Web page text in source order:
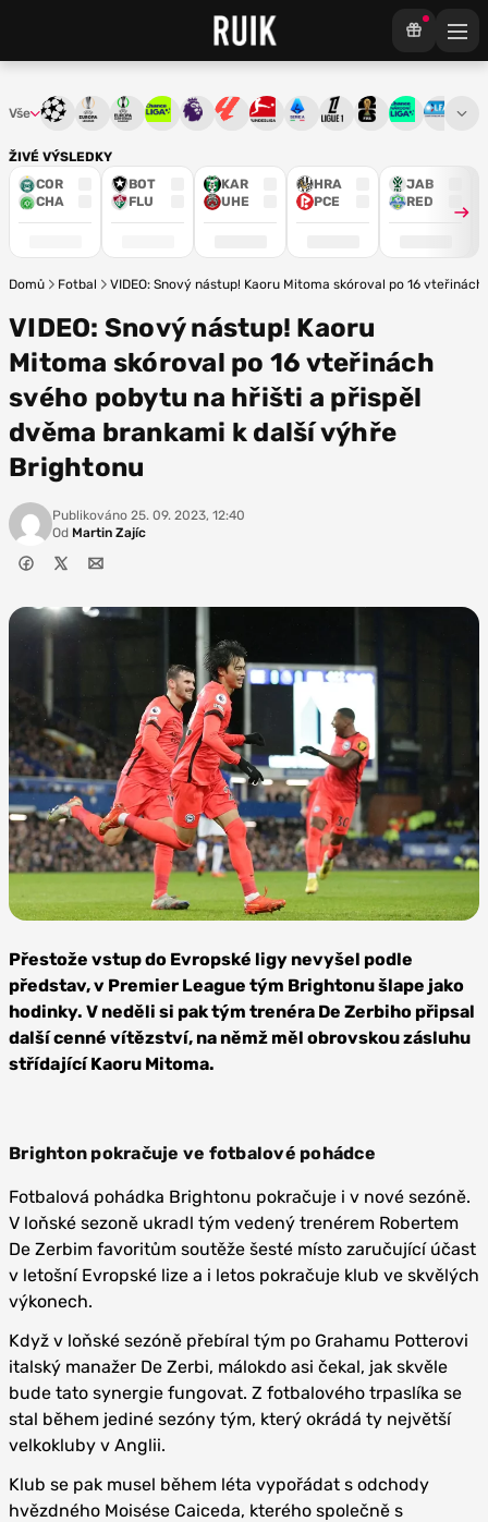
ŽIVÉ VÝSLEDKY
COR
CHA
BOT
FLU
KAR
UHE
HRA
PCE
JAB
RED
Vše Liga mistrůEvropská liga
Konferenční liga
Chance ligaPremier League
La LigaBundesliga
Serie ALigue 1Mistrovství světa
Chance3. ČFL
Domů Fotbal VIDEO: Snový nástup! Kaoru Mitoma skóroval po 16
VIDEO: Snový nástup! Kaoru
Mitoma skóroval po 16 vteřinách
svého pobytu na hřišti a přispěl
dvěma brankami k další výhře
Brightonu
Publikováno 25. 09. 2023, 12:40
Od Martin Zajíc
Depositphotos
Přestože vstup do Evropské ligy nevyšel podle
představ, v Premier League tým Brightonu šlape jako
hodinky. V neděli si pak tým trenéra De Zerbiho připsal
další cenné vítězství, na němž měl obrovskou zásluhu
střídající Kaoru Mitoma.
Brighton pokračuje ve fotbalové pohádce
Fotbalová pohádka Brightonu pokračuje i v nové sezóně.
V loňské sezoně ukradl tým vedený trenérem Robertem
De Zerbim favoritům soutěže šesté místo zaručující účast
v letošní Evropské lize a i letos pokračuje klub ve skvělých
výkonech.
Když v loňské sezóně přebíral tým po Grahamu Potterovi
italský manažer De Zerbi, málokdo asi čekal, jak skvěle
bude tato synergie fungovat. Z fotbalového trpaslíka se
stal během jediné sezóny tým, který okrádá ty největší
velkokluby v Anglii.
Klub se pak musel během léta vypořádat s odchody
hvězdného Moisése Caiceda, kterého společně s